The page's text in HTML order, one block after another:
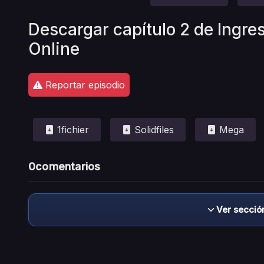
Descargar capítulo 2 de
Online
Reportar episodio
1fichier Solidfiles Mega
0comentarios
Ver